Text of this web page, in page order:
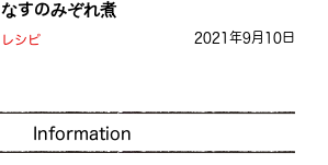
なすのみぞれ煮
レシピ 2021年9月10日
Information